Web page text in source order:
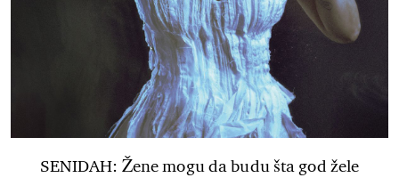
SENIDAH: Žene mogu da budu šta god žele